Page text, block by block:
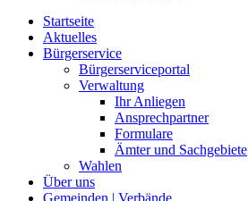
Startseite
Aktuelles
Bürgerservice
Bürgerserviceportal
Verwaltung
Ihr Anliegen
Ansprechpartner
Formulare
Ämter und Sachgebiete
Wahlen
Über uns
Gemeinden | Verbände